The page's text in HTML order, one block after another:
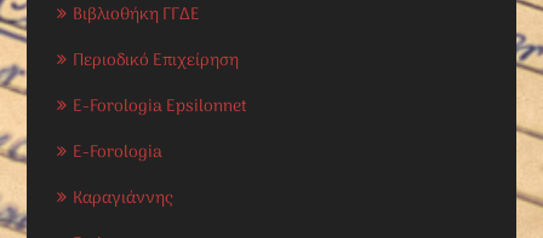
Βιβλιοθήκη ΓΓΔΕ
Περιοδικό Επιχείρηση
E-Forologia Epsilonnet
E-Forologia
Καραγιάννης